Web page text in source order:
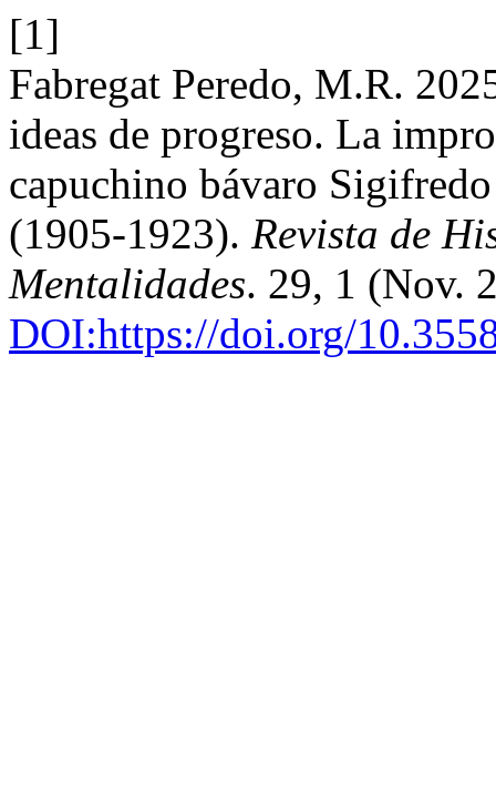
[1]
Fabregat Peredo, M.R.
ideas de progreso. La
capuchino bávaro
(1905-1923). Revista de
Mentalidades. 29, 1 (Nov.
DOI:https://doi.org/